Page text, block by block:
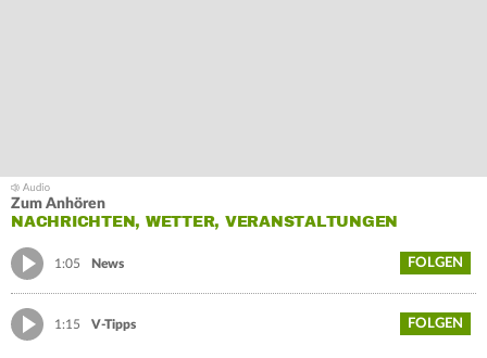
Zum Anhören
NACHRICHTEN, WETTER, VERANSTALTUNGEN
1:05 News FOLGEN
1:15 V-Tipps FOLGEN